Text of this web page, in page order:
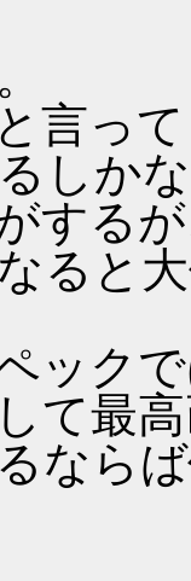
言っ
しか
する
ると
ック
て最
なら